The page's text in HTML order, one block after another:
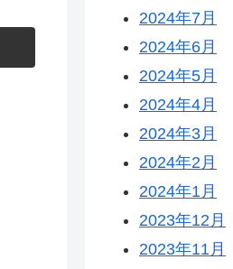
2024年7月
2024年6月
2024年5月
2024年4月
2024年3月
2024年2月
2024年1月
2023年12月
2023年11月